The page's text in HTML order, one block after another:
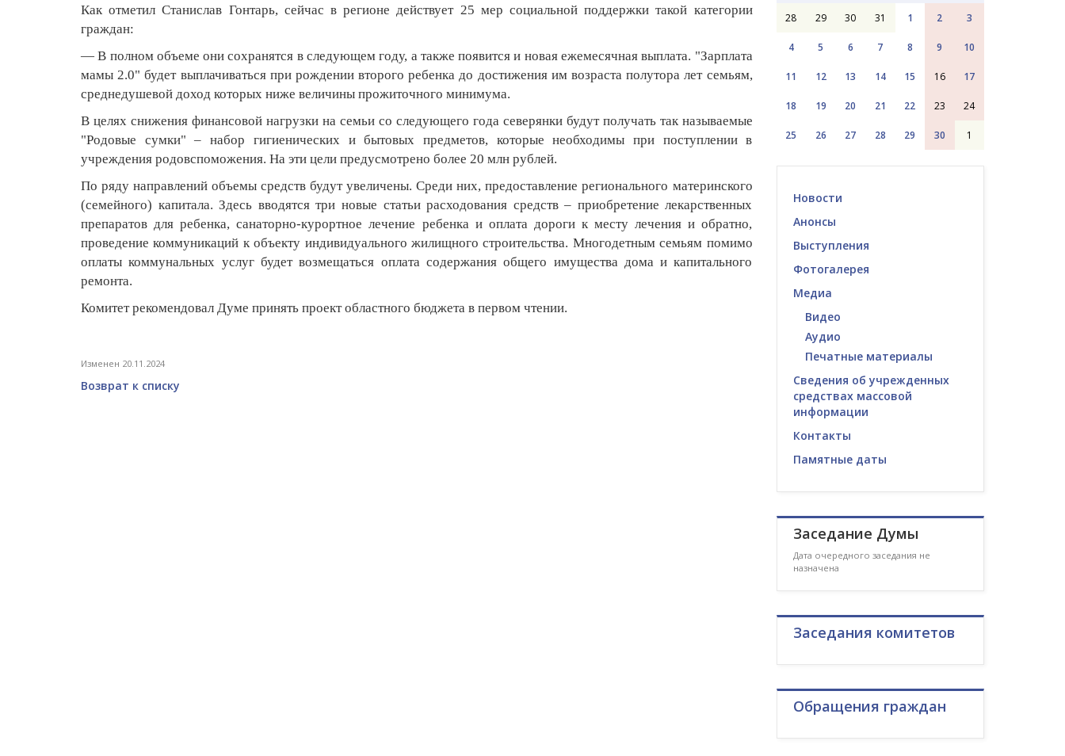
Как отметил Станислав Гонтарь, сейчас в регионе действует 25 мер социальной поддержки такой категории
граждан:
— В полном объеме они сохранятся в следующем году, а также появится и новая ежемесячная выплата. "Зарплата
мамы 2.0" будет выплачиваться при рождении второго ребенка до достижения им возраста полутора лет семьям,
среднедушевой доход которых ниже величины прожиточного минимума.
В целях снижения финансовой нагрузки на семьи со следующего года северянки будут получать так называемые
"Родовые сумки" – набор гигиенических и бытовых предметов, которые необходимы при поступлении в
учреждения родовспоможения. На эти цели предусмотрено более 20 млн рублей.
По ряду направлений объемы средств будут увеличены. Среди них, предоставление регионального материнского
(семейного) капитала. Здесь вводятся три новые статьи расходования средств – приобретение лекарственных
препаратов для ребенка, санаторно-курортное лечение ребенка и оплата дороги к месту лечения и обратно,
проведение коммуникаций к объекту индивидуального жилищного строительства. Многодетным семьям помимо
оплаты коммунальных услуг будет возмещаться оплата содержания общего имущества дома и капитального
ремонта.
Комитет рекомендовал Думе принять проект областного бюджета в первом чтении.
Изменен 20.11.2024
Возврат к списку
28 29 30 31 1 2 3
4 5 6 7 8 9 10
11 12 13 14 15 16 17
18 19 20 21 22 23 24
25 26 27 28 29 30 1
Новости
Анонсы
Выступления
Фотогалерея
Медиа
Видео
Аудио
Печатные материалы
Сведения об учрежденных
средствах массовой
информации
Контакты
Памятные даты
Заседание Думы
Дата очередного заседания не
назначена
Заседания комитетов
Обращения граждан